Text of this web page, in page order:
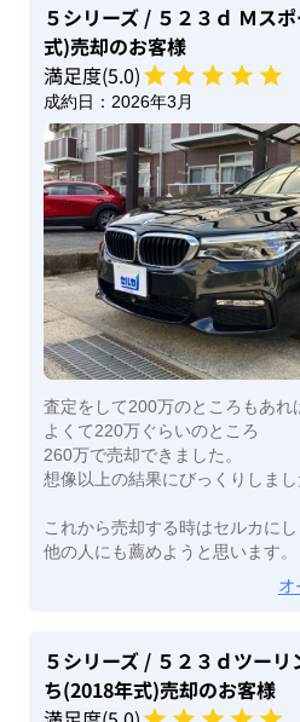
５シリーズ / ５２３ｄ Ｍス
式)売却のお客様
満足度(5.0)
成約日： 2026年3月
査定をして200万のところもあれ
よくて220万ぐらいのところ
260万で売却できました。
想像以上の結果にびっくりしまし
これから売却する時はセルカにし
他の人にも薦めようと思います。
５シリーズ / ５２３ｄツーリ
ち(2018年式)売却のお客様